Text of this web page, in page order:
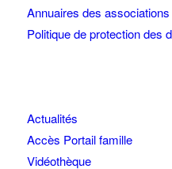
Annuaires des associations
Politique de protection des
Actualités
Accès Portail famille
Vidéothèque